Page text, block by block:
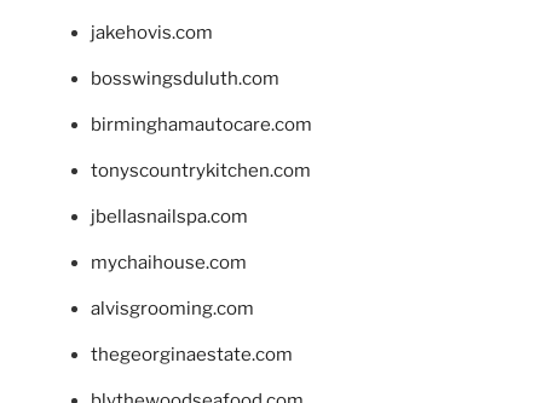
jakehovis.com
bosswingsduluth.com
birminghamautocare.com
tonyscountrykitchen.com
jbellasnailspa.com
mychaihouse.com
alvisgrooming.com
thegeorginaestate.com